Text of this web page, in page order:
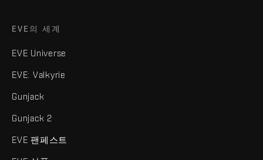
EVE의 세계
EVE Universe
EVE: Valkyrie
Gunjack
Gunjack 2
EVE 팬페스트